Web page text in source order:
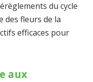
du cycle
des fleurs de la
efficaces pour
aux